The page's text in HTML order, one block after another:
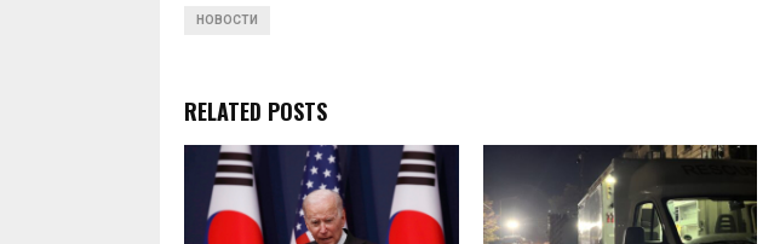
НОВОСТИ
RELATED POSTS